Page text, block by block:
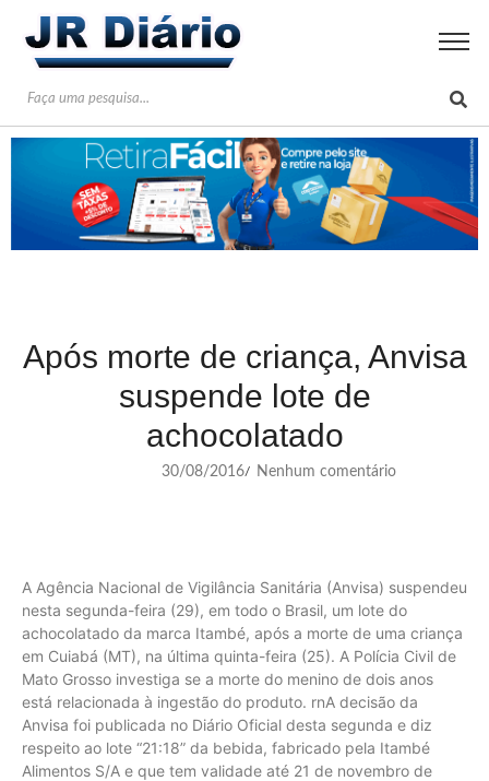
Após morte de criança, Anvisa
suspende lote de
achocolatado
30/08/2016/ Nenhum comentário
A Agência Nacional de Vigilância Sanitária (Anvisa) suspendeu
nesta segunda-feira (29), em todo o Brasil, um lote do
achocolatado da marca Itambé, após a morte de uma criança
em Cuiabá (MT), na última quinta-feira (25). A Polícia Civil de
Mato Grosso investiga se a morte do menino de dois anos
está relacionada à ingestão do produto. rnA decisão da
Anvisa foi publicada no Diário Oficial desta segunda e diz
respeito ao lote “21:18” da bebida, fabricado pela Itambé
Alimentos S/A e que tem validade até 21 de novembro de